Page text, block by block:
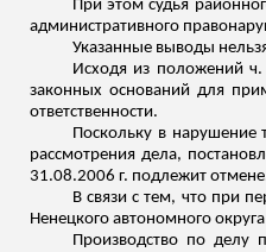
При этом судья
административного
Указанные выводы
Исходя из положений
законных оснований для
ответственности.
Поскольку в нарушение
рассмотрения дела,
31.08.2006 г. подлежит
В связи с тем, что при
Ненецкого автономного
Производство по делу